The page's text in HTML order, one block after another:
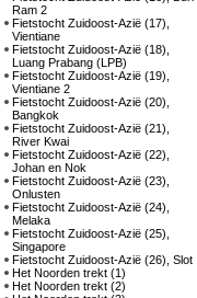
Ram 2
Fietstocht Zuidoost-Azië (17),
Vientiane
Fietstocht Zuidoost-Azië (18),
Luang Prabang (LPB)
Fietstocht Zuidoost-Azië (19),
Vientiane 2
Fietstocht Zuidoost-Azië (20),
Bangkok
Fietstocht Zuidoost-Azië (21),
River Kwai
Fietstocht Zuidoost-Azië (22),
Johan en Nok
Fietstocht Zuidoost-Azië (23),
Onlusten
Fietstocht Zuidoost-Azië (24),
Melaka
Fietstocht Zuidoost-Azië (25),
Singapore
Fietstocht Zuidoost-Azië (26), Slot
Het Noorden trekt (1)
Het Noorden trekt (2)